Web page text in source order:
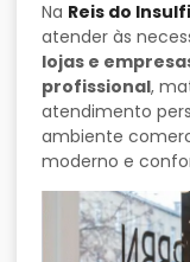
Na Reis do
atender às
lojas e
profissional,
atendimento
ambiente
moderno e